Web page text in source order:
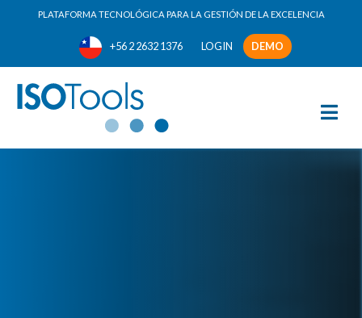
PLATAFORMA TECNOLÓGICA PARA LA GESTIÓN DE LA EXCELENCIA
+56 2 2632 1376 LOGIN DEMO